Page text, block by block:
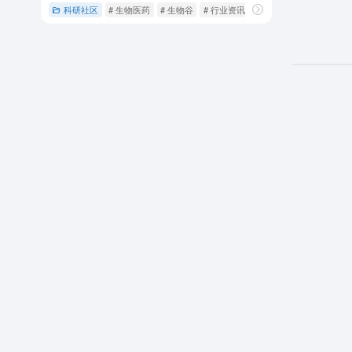
科研社区 # 生物医药 # 生物谷 # 行业资讯